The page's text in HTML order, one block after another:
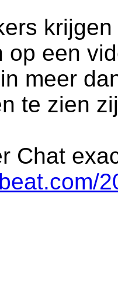
op een
meer
te zien
Chat